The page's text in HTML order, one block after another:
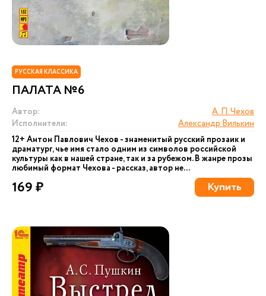
РУССКАЯ КЛАССИКА
ПАЛАТА №6
Автор:
А. П. Чехов
Исполнители:
Александр Вилькин
12+ Антон Павлович Чехов - знаменитый русский прозаик и
драматург, чье имя стало одним из символов российской
культуры как в нашей стране, так и за рубежом. В жанре прозы
любимый формат Чехова - рассказ, автор не...
169 ₽ Купить